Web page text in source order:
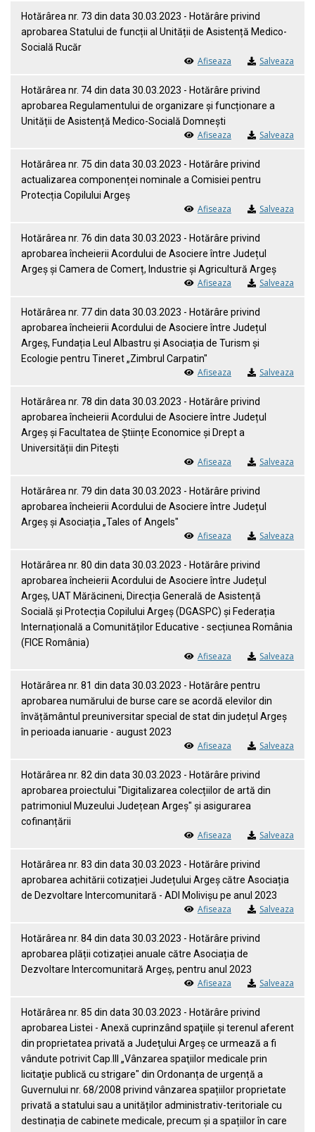
Hotărârea nr. 73 din data 30.03.2023 - Hotărâre privind
aprobarea Statului de funcții al Unității de Asistență Medico-
Socială Rucăr
Afiseaza Salveaza
Hotărârea nr. 74 din data 30.03.2023 - Hotărâre privind
aprobarea Regulamentului de organizare și funcționare a
Unității de Asistență Medico-Socială Domnești
Afiseaza Salveaza
Hotărârea nr. 75 din data 30.03.2023 - Hotărâre privind
actualizarea componenței nominale a Comisiei pentru
Protecția Copilului Argeș
Afiseaza Salveaza
Hotărârea nr. 76 din data 30.03.2023 - Hotărâre privind
aprobarea încheierii Acordului de Asociere între Județul
Argeș și Camera de Comerț, Industrie și Agricultură Argeș
Afiseaza Salveaza
Hotărârea nr. 77 din data 30.03.2023 - Hotărâre privind
aprobarea încheierii Acordului de Asociere între Județul
Argeș, Fundația Leul Albastru și Asociația de Turism și
Ecologie pentru Tineret „Zimbrul Carpatin"
Afiseaza Salveaza
Hotărârea nr. 78 din data 30.03.2023 - Hotărâre privind
aprobarea încheierii Acordului de Asociere între Județul
Argeș și Facultatea de Științe Economice și Drept a
Universității din Pitești
Afiseaza Salveaza
Hotărârea nr. 79 din data 30.03.2023 - Hotărâre privind
aprobarea încheierii Acordului de Asociere între Județul
Argeș și Asociația „Tales of Angels"
Afiseaza Salveaza
Hotărârea nr. 80 din data 30.03.2023 - Hotărâre privind
aprobarea încheierii Acordului de Asociere între Județul
Argeș, UAT Mărăcineni, Direcția Generală de Asistență
Socială și Protecția Copilului Argeș (DGASPC) și Federația
Internațională a Comunităților Educative - secțiunea România
(FICE România)
Afiseaza Salveaza
Hotărârea nr. 81 din data 30.03.2023 - Hotărâre pentru
aprobarea numărului de burse care se acordă elevilor din
învățământul preuniversitar special de stat din județul Argeș
în perioada ianuarie - august 2023
Afiseaza Salveaza
Hotărârea nr. 82 din data 30.03.2023 - Hotărâre privind
aprobarea proiectului "Digitalizarea colecțiilor de artă din
patrimoniul Muzeului Județean Argeș" și asigurarea
cofinanțării
Afiseaza Salveaza
Hotărârea nr. 83 din data 30.03.2023 - Hotărâre privind
aprobarea achitării cotizației Județului Argeș către Asociația
de Dezvoltare Intercomunitară - ADI Molivișu pe anul 2023
Afiseaza Salveaza
Hotărârea nr. 84 din data 30.03.2023 - Hotărâre privind
aprobarea plății cotizației anuale către Asociația de
Dezvoltare Intercomunitară Argeș, pentru anul 2023
Afiseaza Salveaza
Hotărârea nr. 85 din data 30.03.2023 - Hotărâre privind
aprobarea Listei - Anexă cuprinzând spaţiile şi terenul aferent
din proprietatea privată a Judeţului Argeş ce urmează a fi
vândute potrivit Cap.III „Vânzarea spaţiilor medicale prin
licitaţie publică cu strigare" din Ordonanța de urgență a
Guvernului nr. 68/2008 privind vânzarea spațiilor proprietate
privată a statului sau a unităților administrativ-teritoriale cu
destinația de cabinete medicale, precum și a spațiilor în care